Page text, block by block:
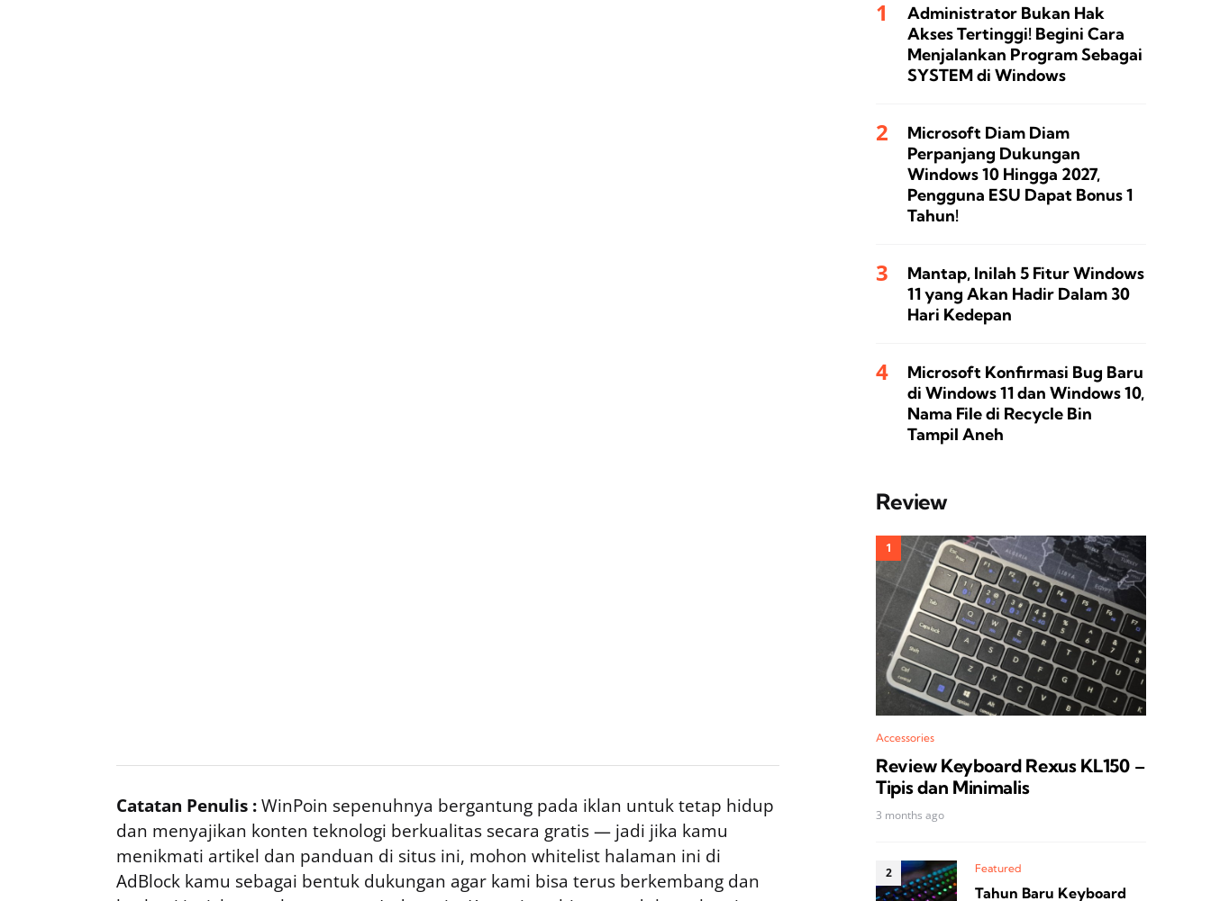
Catatan Penulis :WinPoin sepenuhnya bergantung pada iklan untuk tetap hidup
dan menyajikan konten teknologi berkualitas secara gratis — jadi jika kamu
menikmati artikel dan panduan di situs ini, mohon whitelist halaman ini di
AdBlock kamu sebagai bentuk dukungan agar kami bisa terus berkembang dan
Administrator Bukan Hak
Akses Tertinggi! Begini Cara
Menjalankan Program Sebagai
SYSTEM di Windows
Microsoft Diam Diam
Perpanjang Dukungan
Windows 10 Hingga 2027,
Pengguna ESU Dapat Bonus 1
Tahun!
Mantap, Inilah 5 Fitur Windows
11 yang Akan Hadir Dalam 30
Hari Kedepan
Microsoft Konfirmasi Bug Baru
di Windows 11 dan Windows 10,
Nama File di Recycle Bin
Tampil Aneh
Review
Accessories
Review Keyboard Rexus KL150 –
Tipis dan Minimalis
3 months ago
Featured
Tahun Baru Keyboard